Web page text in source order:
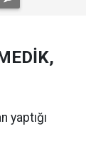
yaptığı